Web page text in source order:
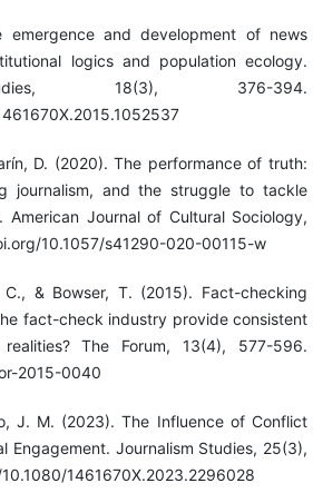
emergence and development of news
logics and population ecology.
18(3), 376-394.
D. (2020). The performance of truth:
journalism, and the struggle to tackle
American Journal of Cultural Sociology,
10.1057/s41290-020-00115-w
& Bowser, T. (2015). Fact-checking
fact-check industry provide consistent
The Forum, 13(4), 577-596.
2015-0040
J. M. (2023). The Influence of Conflict
Engagement. Journalism Studies, 25(3),
1461670X.2023.2296028